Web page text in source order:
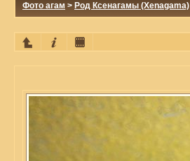
Фото агам > Род Ксенагамы (Xenagama)